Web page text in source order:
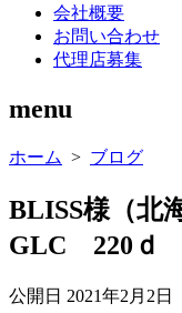
会社概要
お問い合わせ
代理店募集
menu
ホーム > ブログ
BLISS様（北
GLC 220ｄ
公開日 2021年2月2日